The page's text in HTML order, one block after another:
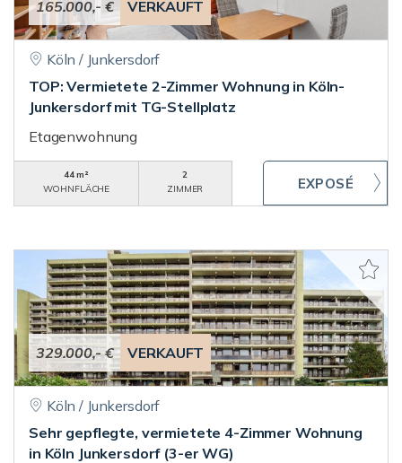
165.000,- € VERKAUFT
Köln / Junkersdorf
TOP: Vermietete 2-Zimmer Wohnung in Köln-
Junkersdorf mit TG-Stellplatz
Etagenwohnung
44 m²
WOHNFLÄCHE
2
ZIMMER
329.000,- € VERKAUFT
Köln / Junkersdorf
Sehr gepflegte, vermietete 4-Zimmer Wohnung
in Köln Junkersdorf (3-er WG)